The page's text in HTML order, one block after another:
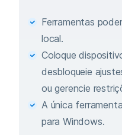
Ferramentas
local.
Coloque
desbloqueie
ou gerencie
A única
para Windows.